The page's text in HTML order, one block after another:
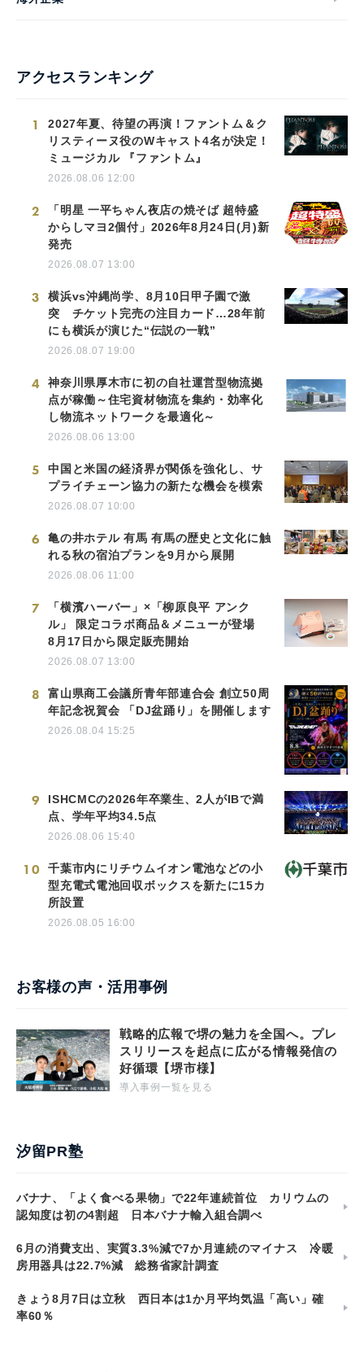
アクセスランキング
1
2027年夏、待望の再演！ファントム＆ク
リスティーヌ役のWキャスト4名が決定！
ミュージカル 『ファントム』
2026.08.06 12:00
2
「明星 一平ちゃん夜店の焼そば 超特盛
からしマヨ2個付」2026年8月24日(月)新
発売
2026.08.07 13:00
3
横浜vs沖縄尚学、8月10日甲子園で激
突 チケット完売の注目カード…28年前
にも横浜が演じた“伝説の一戦”
2026.08.07 19:00
4
神奈川県厚木市に初の自社運営型物流拠
点が稼働～住宅資材物流を集約・効率化
し物流ネットワークを最適化～
2026.08.06 13:00
5
中国と米国の経済界が関係を強化し、サ
プライチェーン協力の新たな機会を模索
2026.08.07 10:00
6
亀の井ホテル 有馬 有馬の歴史と文化に触
れる秋の宿泊プランを9月から展開
2026.08.06 11:00
7
「横濱ハーバー」×「柳原良平 アンク
ル」 限定コラボ商品＆メニューが登場
8月17日から限定販売開始
2026.08.07 13:00
8
富山県商工会議所青年部連合会 創立50周
年記念祝賀会 「DJ盆踊り」を開催します
2026.08.04 15:25
9
ISHCMCの2026年卒業生、2人がIBで満
点、学年平均34.5点
2026.08.06 15:40
10
千葉市内にリチウムイオン電池などの小
型充電式電池回収ボックスを新たに15カ
所設置
2026.08.05 16:00
お客様の声・活用事例
戦略的広報で堺の魅力を全国へ。プレ
スリリースを起点に広がる情報発信の
好循環【堺市様】
導入事例一覧を見る
汐留PR塾
バナナ、「よく食べる果物」で22年連続首位 カリウムの
認知度は初の4割超 日本バナナ輸入組合調べ
6月の消費支出、実質3.3%減で7か月連続のマイナス 冷暖
房用器具は22.7%減 総務省家計調査
きょう8月7日は立秋 西日本は1か月平均気温「高い」確
率60％